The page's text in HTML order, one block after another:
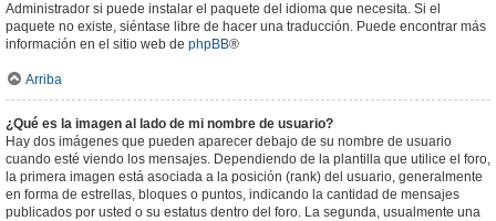
Administrador si puede instalar el paquete del idioma que necesita. Si el
paquete no existe, siéntase libre de hacer una traducción. Puede encontrar más
información en el sitio web de phpBB®
Arriba
¿Qué es la imagen al lado de mi nombre de usuario?
Hay dos imágenes que pueden aparecer debajo de su nombre de usuario
cuando esté viendo los mensajes. Dependiendo de la plantilla que utilice el foro,
la primera imagen está asociada a la posición (rank) del usuario, generalmente
en forma de estrellas, bloques o puntos, indicando la cantidad de mensajes
publicados por usted o su estatus dentro del foro. La segunda, usualmente una